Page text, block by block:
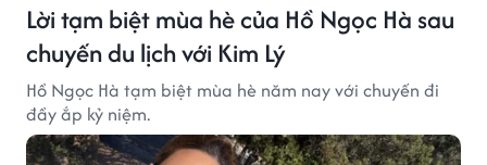
Lời tạm biệt mùa hè của Hồ Ngọc Hà sau
chuyến du lịch với Kim Lý
Hồ Ngọc Hà tạm biệt mùa hè năm nay với chuyến đi
đầy ắp kỷ niệm.